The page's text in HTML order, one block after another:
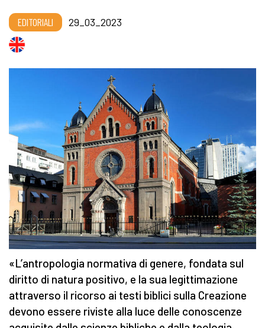
EDITORIALI 29_03_2023
«L’antropologia normativa di genere, fondata sul
diritto di natura positivo, e la sua legittimazione
attraverso il ricorso ai testi biblici sulla Creazione
devono essere riviste alla luce delle conoscenze